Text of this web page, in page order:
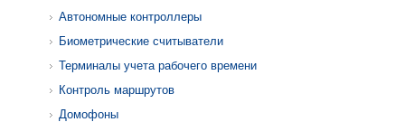
Автономные контроллеры
Биометрические считыватели
Терминалы учета рабочего времени
Контроль маршрутов
Домофоны